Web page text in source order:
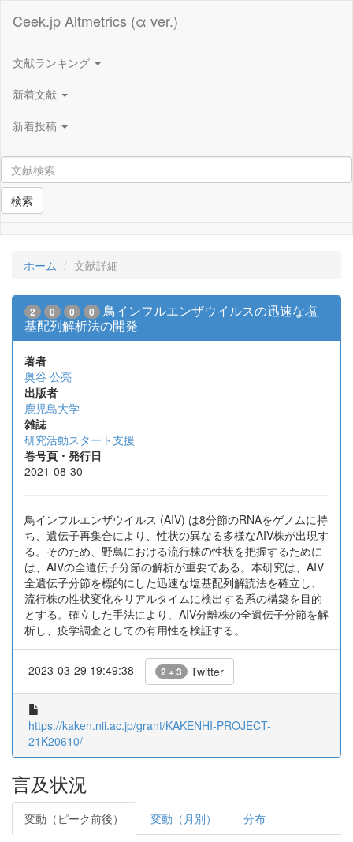
Ceek.jp Altmetrics (α ver.)
文献ランキング
新着文献
新着投稿
検索
ホーム 文献詳細
2 0 0 0
鳥インフルエンザウイルスの迅速な塩
基配列解析法の開発
著者
奥谷 公亮
出版者
鹿児島大学
雑誌
研究活動スタート支援
巻号頁・発行日
2021-08-30
鳥インフルエンザウイルス (AIV) は8分節のRNAをゲノムに持
ち、遺伝子再集合により、性状の異なる多様なAIV株が出現す
る。そのため、野鳥における流行株の性状を把握するために
は、AIVの全遺伝子分節の解析が重要である。本研究は、AIV
全遺伝子分節を標的にした迅速な塩基配列解読法を確立し、
流行株の性状変化をリアルタイムに検出する系の構築を目的
とする。確立した手法により、AIV分離株の全遺伝子分節を解
析し、疫学調査としての有用性を検証する。
2023-03-29 19:49:38 2 + 3 Twitter
https://kaken.nii.ac.jp/grant/KAKENHI-PROJECT-
21K20610/
言及状況
変動（ピーク前後） 変動（月別） 分布